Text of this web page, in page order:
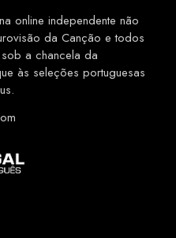
online independente não
da Canção e todos
a chancela da
às seleções portuguesas